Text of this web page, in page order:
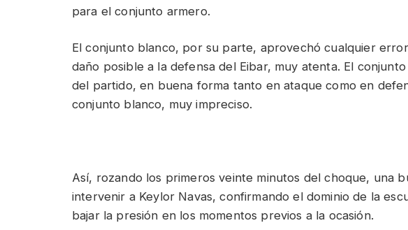
para el conjunto armero.
El conjunto blanco, por su parte, aprovechó cualquier
daño posible a la defensa del Eibar, muy atenta. El
del partido, en buena forma tanto en ataque como en
conjunto blanco, muy impreciso.
Así, rozando los primeros veinte minutos del choque, una
intervenir a Keylor Navas, confirmando el dominio de la
bajar la presión en los momentos previos a la ocasión.